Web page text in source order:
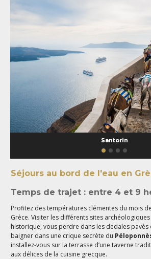
Santorin
Séjours au bord de l'eau en
Temps de trajet : entre 4 et 9
Profitez des températures clémentes du mois
Grèce. Visiter les différents sites
historique, vous perdre dans les dédales pavés
baigner dans une crique secrète du
installez-vous sur la terrasse d’une taverne
aux délices de la cuisine grecque.